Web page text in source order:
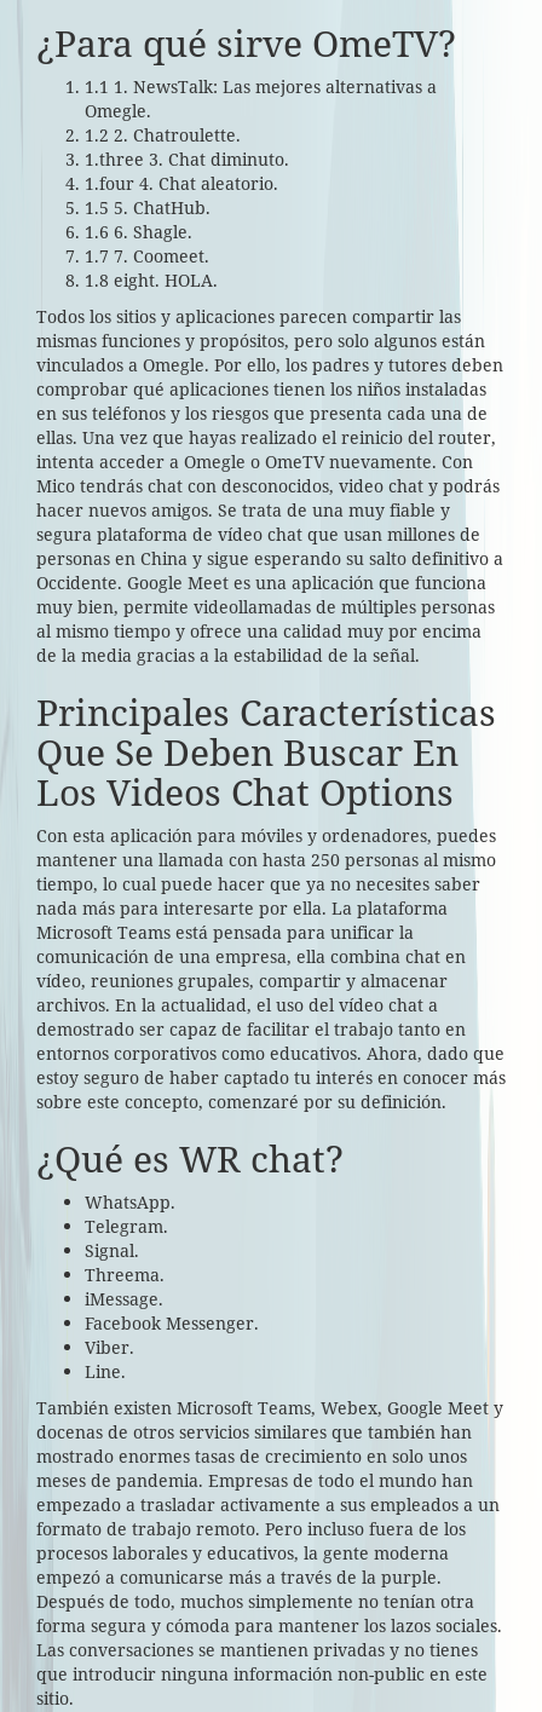
¿Para qué sirve OmeTV?
1.1 1. NewsTalk: Las mejores alternativas a
Omegle.
1.2 2. Chatroulette.
1.three 3. Chat diminuto.
1.four 4. Chat aleatorio.
1.5 5. ChatHub.
1.6 6. Shagle.
1.7 7. Coomeet.
1.8 eight. HOLA.
Todos los sitios y aplicaciones parecen compartir las
mismas funciones y propósitos, pero solo algunos están
vinculados a Omegle. Por ello, los padres y tutores deben
comprobar qué aplicaciones tienen los niños instaladas
en sus teléfonos y los riesgos que presenta cada una de
ellas. Una⁢ vez que hayas ‌realizado ‌el reinicio ​del router,
intenta acceder ⁤a Omegle o OmeTV nuevamente. Con
Mico tendrás chat con desconocidos, video chat y podrás
hacer nuevos amigos. Se trata de una muy fiable y
segura plataforma de vídeo chat que usan millones de
personas en China y sigue esperando su salto definitivo a
Occidente. Google Meet es una aplicación que funciona
muy bien, permite videollamadas de múltiples personas
al mismo tiempo y ofrece una calidad muy por encima
de la media gracias a la estabilidad de la señal.
Principales Características
Que Se Deben Buscar En
Los Videos Chat Options
Con esta aplicación para móviles y ordenadores, puedes
mantener una llamada con hasta 250 personas al mismo
tiempo, lo cual puede hacer que ya no necesites saber
nada más para interesarte por ella. La plataforma
Microsoft Teams está pensada para unificar la
comunicación de una empresa, ella combina chat en
vídeo, reuniones grupales, compartir y almacenar
archivos. En la actualidad, el uso del vídeo chat a
demostrado ser capaz de facilitar el trabajo tanto en
entornos corporativos como educativos. Ahora, dado que
estoy seguro de haber captado tu interés en conocer más
sobre este concepto, comenzaré por su definición.
¿Qué es WR chat?
WhatsApp.
Telegram.
Signal.
Threema.
iMessage.
Facebook Messenger.
Viber.
Line.
También existen Microsoft Teams, Webex, Google Meet y
docenas de otros servicios similares que también han
mostrado enormes tasas de crecimiento en solo unos
meses de pandemia. Empresas de todo el mundo han
empezado a trasladar activamente a sus empleados a un
formato de trabajo remoto. Pero incluso fuera de los
procesos laborales y educativos, la gente moderna
empezó a comunicarse más a través de la purple.
Después de todo, muchos simplemente no tenían otra
forma segura y cómoda para mantener los lazos sociales.
Las conversaciones se mantienen privadas y no tienes
que introducir ninguna información non-public en este
sitio.